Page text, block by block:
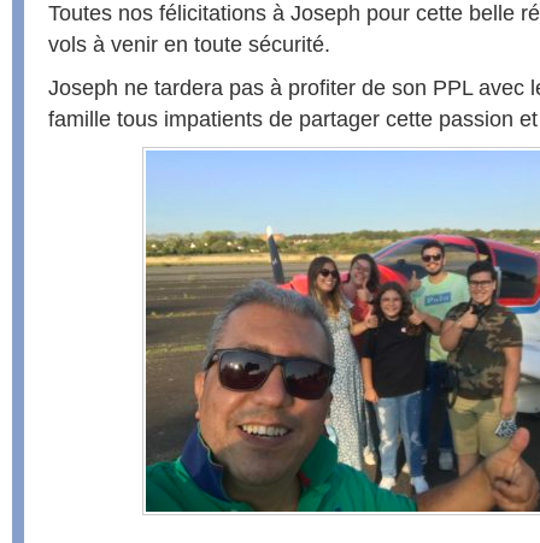
Toutes nos félicitations à Joseph pour cette belle
vols à venir en toute sécurité.
Joseph ne tardera pas à profiter de son PPL avec
famille tous impatients de partager cette passion